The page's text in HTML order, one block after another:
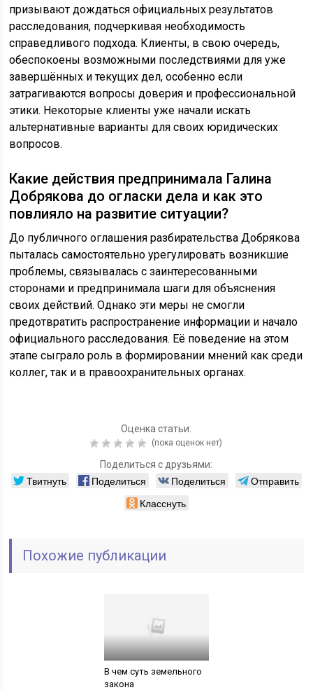
призывают дождаться официальных результатов
расследования, подчеркивая необходимость
справедливого подхода. Клиенты, в свою очередь,
обеспокоены возможными последствиями для уже
завершённых и текущих дел, особенно если
затрагиваются вопросы доверия и профессиональной
этики. Некоторые клиенты уже начали искать
альтернативные варианты для своих юридических
вопросов.
Какие действия предпринимала Галина
Добрякова до огласки дела и как это
повлияло на развитие ситуации?
До публичного оглашения разбирательства Добрякова
пыталась самостоятельно урегулировать возникшие
проблемы, связывалась с заинтересованными
сторонами и предпринимала шаги для объяснения
своих действий. Однако эти меры не смогли
предотвратить распространение информации и начало
официального расследования. Её поведение на этом
этапе сыграло роль в формировании мнений как среди
коллег, так и в правоохранительных органах.
Оценка статьи:
(пока оценок нет)
Поделиться с друзьями:
Твитнуть Поделиться Поделиться
Отправить
Класснуть
Похожие публикации
В чем суть земельного
закона